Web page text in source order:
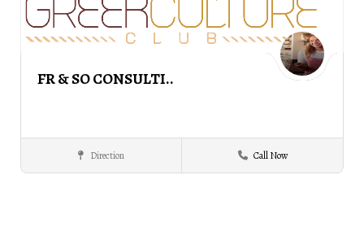
FR & SO CONSULTI..
PROMOTIONALDirection Call Now